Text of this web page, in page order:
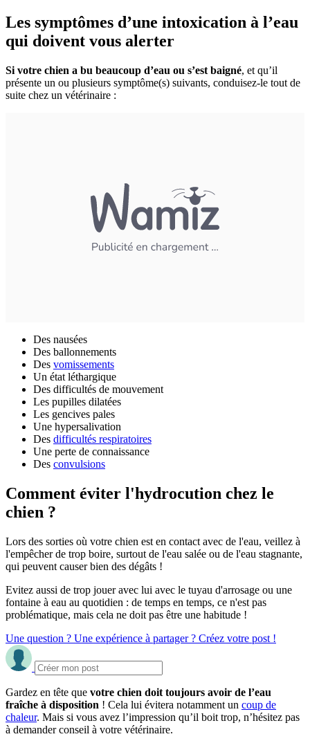
Les symptômes d’une intoxication à l’eau
qui doivent vous alerter
Si votre chien a bu beaucoup d’eau ou s’est baigné, et qu’il
présente un ou plusieurs symptôme(s) suivants, conduisez-le tout de
suite chez un vétérinaire :
Des nausées
Des ballonnements
Des vomissements
Un état léthargique
Des difficultés de mouvement
Les pupilles dilatées
Les gencives pales
Une hypersalivation
Des difficultés respiratoires
Une perte de connaissance
Des convulsions
Comment éviter l'hydrocution chez le
chien ?
Lors des sorties où votre chien est en contact avec de l'eau, veillez à
l'empêcher de trop boire, surtout de l'eau salée ou de l'eau stagnante,
qui peuvent causer bien des dégâts !
Evitez aussi de trop jouer avec lui avec le tuyau d'arrosage ou une
fontaine à eau au quotidien : de temps en temps, ce n'est pas
problématique, mais cela ne doit pas être une habitude !
Une question ? Une expérience à partager ? Créez votre post !
Gardez en tête que votre chien doit toujours avoir de l’eau
fraîche à disposition ! Cela lui évitera notamment un coup de
chaleur. Mais si vous avez l’impression qu’il boit trop, n’hésitez pas
à demander conseil à votre vétérinaire.